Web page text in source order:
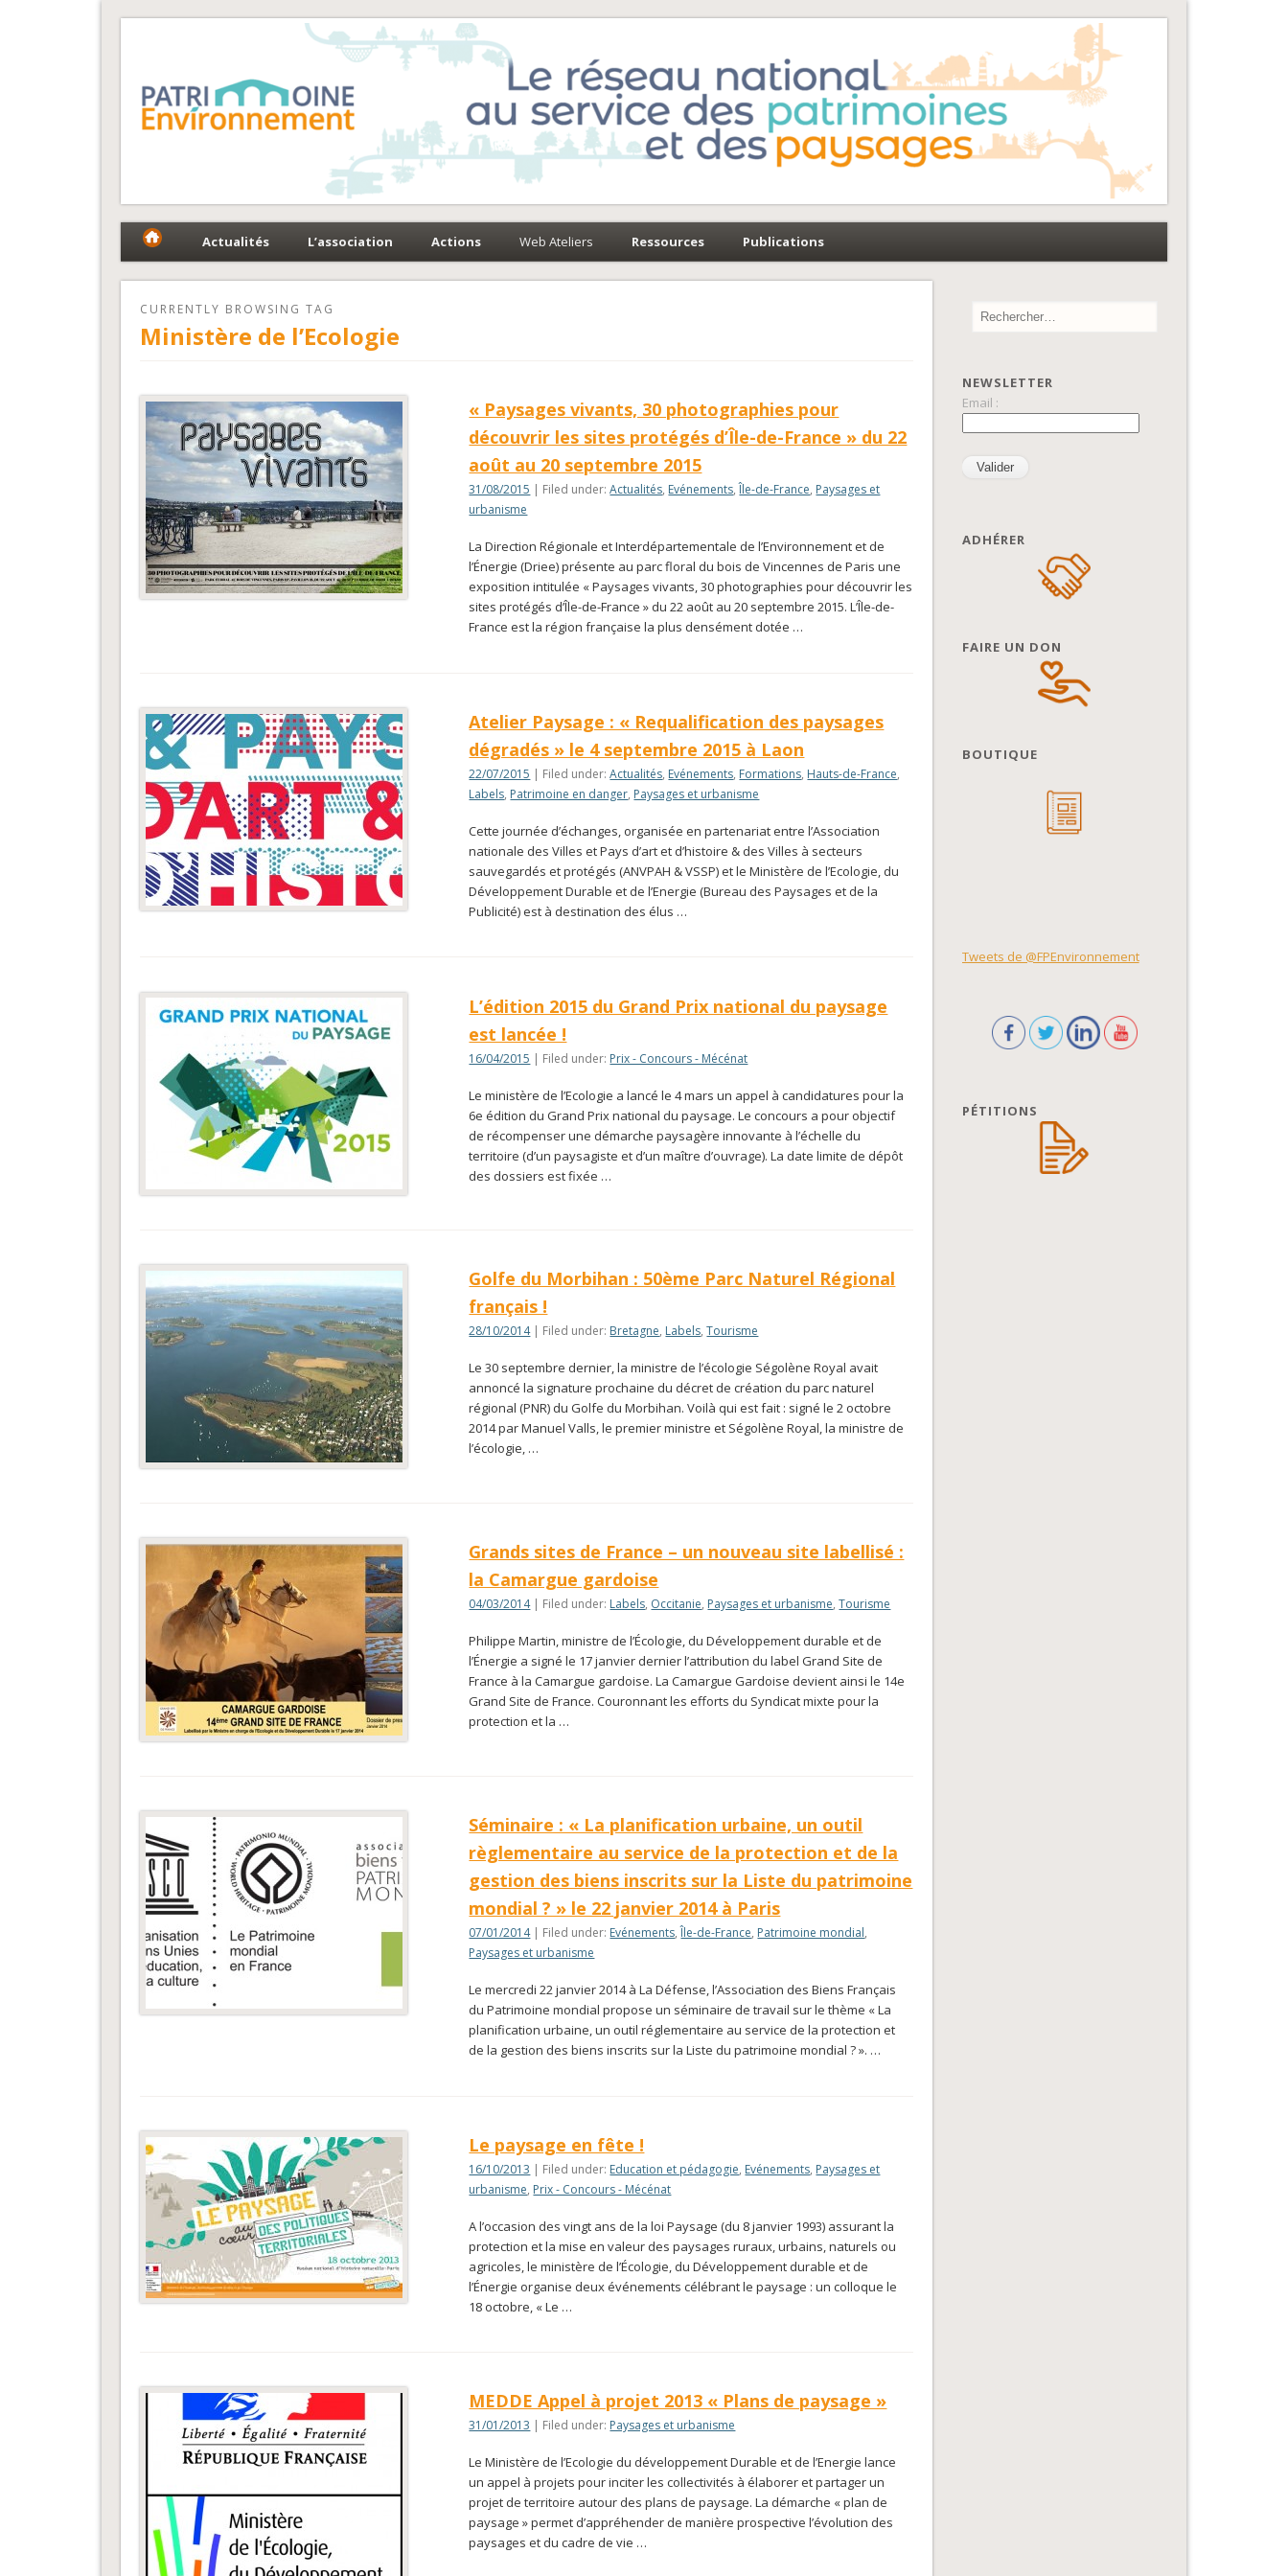
Fédération Patrimoine-Environnement
Actualités L’association Actions Web Ateliers Ressources Publications
CURRENTLY BROWSING TAG
Ministère de l’Ecologie
« Paysages vivants, 30 photographies pour
découvrir les sites protégés d’Île-de-France » du 22
août au 20 septembre 2015
31/08/2015 | Filed under:Actualités, Evénements,Île-de-France, Paysages et
urbanisme
La Direction Régionale et Interdépartementale de l’Environnement et de
l’Énergie (Driee) présente au parc floral du bois de Vincennes de Paris une
exposition intitulée « Paysages vivants, 30 photographies pour découvrir les
sites protégés d’Île-de-France » du 22 août au 20 septembre 2015. L’Île-de-
France est la région française la plus densément dotée …
Atelier Paysage : « Requalification des paysages
dégradés » le 4 septembre 2015 à Laon
22/07/2015 | Filed under:Actualités, Evénements, Formations, Hauts-de-France,
Labels, Patrimoine en danger, Paysages et urbanisme
Cette journée d’échanges, organisée en partenariat entre l’Association
nationale des Villes et Pays d’art et d’histoire & des Villes à secteurs
sauvegardés et protégés (ANVPAH & VSSP) et le Ministère de l’Ecologie, du
Développement Durable et de l’Energie (Bureau des Paysages et de la
Publicité) est à destination des élus …
L’édition 2015 du Grand Prix national du paysage
est lancée !
16/04/2015 | Filed under: Prix - Concours - Mécénat
Le ministère de l’Ecologie a lancé le 4 mars un appel à candidatures pour la
6e édition du Grand Prix national du paysage. Le concours a pour objectif
de récompenser une démarche paysagère innovante à l’échelle du
territoire (d’un paysagiste et d’un maître d’ouvrage). La date limite de dépôt
des dossiers est fixée …
Golfe du Morbihan : 50ème Parc Naturel Régional
français !
28/10/2014| Filed under: Bretagne, Labels,Tourisme
Le 30 septembre dernier, la ministre de l’écologie Ségolène Royal avait
annoncé la signature prochaine du décret de création du parc naturel
régional (PNR) du Golfe du Morbihan. Voilà qui est fait : signé le 2 octobre
2014 par Manuel Valls, le premier ministre et Ségolène Royal, la ministre de
l’écologie, …
Grands sites de France – un nouveau site labellisé :
la Camargue gardoise
04/03/2014| Filed under: Labels, Occitanie, Paysages et urbanisme,Tourisme
Philippe Martin, ministre de l’Écologie, du Développement durable et de
l’Énergie a signé le 17 janvier dernier l’attribution du label Grand Site de
France à la Camargue gardoise. La Camargue Gardoise devient ainsi le 14e
Grand Site de France. Couronnant les efforts du Syndicat mixte pour la
protection et la …
Séminaire : « La planification urbaine, un outil
règlementaire au service de la protection et de la
gestion des biens inscrits sur la Liste du patrimoine
mondial ? » le 22 janvier 2014 à Paris
07/01/2014| Filed under: Evénements,Île-de-France, Patrimoine mondial,
Paysages et urbanisme
Le mercredi 22 janvier 2014 à La Défense, l’Association des Biens Français
du Patrimoine mondial propose un séminaire de travail sur le thème « La
planification urbaine, un outil réglementaire au service de la protection et
de la gestion des biens inscrits sur la Liste du patrimoine mondial ? ». …
Le paysage en fête !
16/10/2013 | Filed under: Education et pédagogie, Evénements, Paysages et
urbanisme, Prix - Concours - Mécénat
A l’occasion des vingt ans de la loi Paysage (du 8 janvier 1993) assurant la
protection et la mise en valeur des paysages ruraux, urbains, naturels ou
agricoles, le ministère de l’Écologie, du Développement durable et de
l’Énergie organise deux événements célébrant le paysage : un colloque le
18 octobre, « Le …
MEDDE Appel à projet 2013 « Plans de paysage »
31/01/2013 | Filed under: Paysages et urbanisme
Le Ministère de l’Ecologie du développement Durable et de l’Energie lance
un appel à projets pour inciter les collectivités à élaborer et partager un
projet de territoire autour des plans de paysage. La démarche « plan de
paysage » permet d’appréhender de manière prospective l’évolution des
paysages et du cadre de vie …
NEWSLETTER
Email :
ADHÉRER
FAIRE UN DON
BOUTIQUE
Tweets de @FPEnvironnement
PÉTITIONS